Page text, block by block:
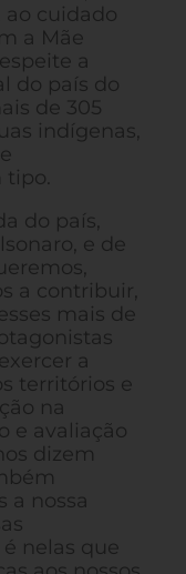
ao cuidado
a Mãe
a
do país do
de 305
indígenas,
tipo.
do país,
e de
a contribuir,
mais de
a
territórios e
na
e avaliação
dizem
a nossa
nelas que